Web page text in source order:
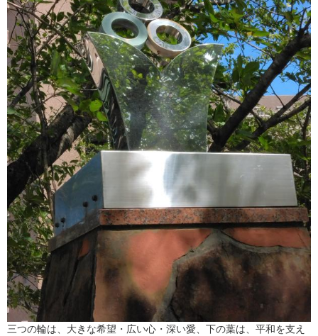
三つの輪は、大きな希望・広い心・深い愛、下の葉は、平和を支え